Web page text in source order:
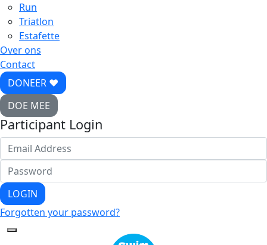
Run
Triatlon
Estafette
Over ons
Contact
DONEER ♥
DOE MEE
Participant Login
LOGIN
Forgotten your password?